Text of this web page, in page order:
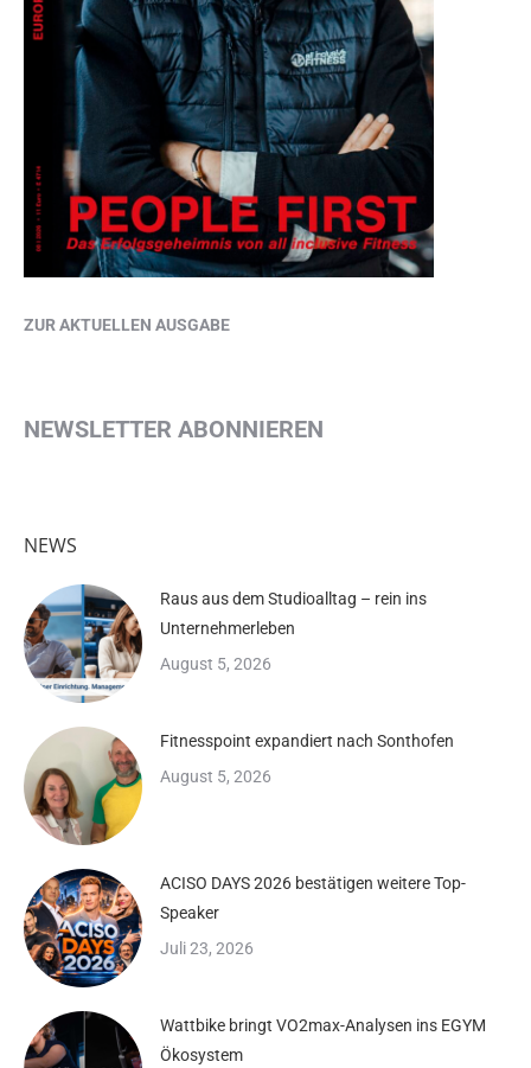
ZUR AKTUELLEN AUSGABE
NEWSLETTER ABONNIEREN
NEWS
Raus aus dem Studioalltag – rein ins
Unternehmerleben
August 5, 2026
Fitnesspoint expandiert nach Sonthofen
August 5, 2026
ACISO DAYS 2026 bestätigen weitere Top-
Speaker
Juli 23, 2026
Wattbike bringt VO2max-Analysen ins EGYM
Ökosystem